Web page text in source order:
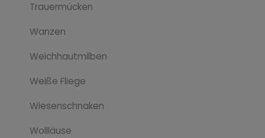
Trauermücken
Wanzen
Weichhautmilben
Weiße Fliege
Wiesenschnaken
Wollläuse